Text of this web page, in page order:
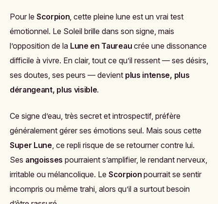
Pour le Scorpion , cette pleine lune est un vrai test
émotionnel. Le Soleil brille dans son signe, mais
l’opposition de la Lune en Taureau crée une dissonance
difficile à vivre. En clair, tout ce qu’il ressent — ses désirs,
ses doutes, ses peurs — devient plus intense, plus
dérangeant, plus visible.
Ce signe d’eau, très secret et introspectif, préfère
généralement gérer ses émotions seul. Mais sous cette
Super Lune , ce repli risque de se retourner contre lui.
Ses angoisses pourraient s’amplifier, le rendant nerveux,
irritable ou mélancolique. Le Scorpion pourrait se sentir
incompris ou même trahi, alors qu’il a surtout besoin